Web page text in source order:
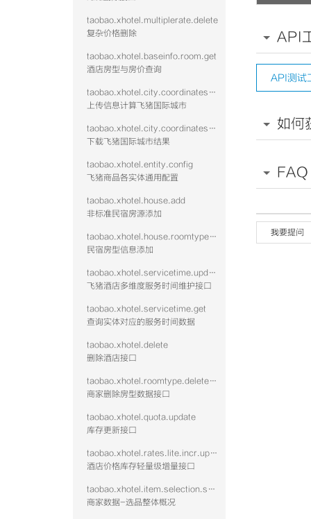
taobao.xhotel.multiplerate.delete
复杂价格删除
taobao.xhotel.baseinfo.room.get
酒店房型与房价查询
taobao.xhotel.city.coordinates.batch.upload
上传信息计算飞猪国际城市
taobao.xhotel.city.coordinates.batch.download
下载飞猪国际城市结果
taobao.xhotel.entity.config
飞猪商品各实体通用配置
taobao.xhotel.house.add
非标准民宿房源添加
taobao.xhotel.house.roomtype.add
民宿房型信息添加
taobao.xhotel.servicetime.update
飞猪酒店多维度服务时间维护接口
taobao.xhotel.servicetime.get
查询实体对应的服务时间数据
taobao.xhotel.delete
删除酒店接口
taobao.xhotel.roomtype.delete.public
商家删除房型数据接口
taobao.xhotel.quota.update
库存更新接口
taobao.xhotel.rates.lite.incr.update
酒店价格库存轻量级增量接口
taobao.xhotel.item.selection.seller.stat.summary
商家数据-选品整体概况
API
API测试
如何
FAQ
我要提问